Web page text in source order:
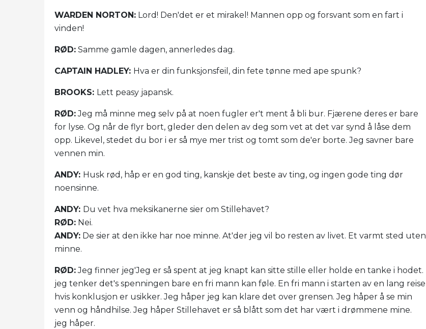
WARDEN NORTON: Lord! Den'det er et mirakel! Mannen opp og forsvant som en fart i
vinden!
RØD: Samme gamle dagen, annerledes dag.
CAPTAIN HADLEY: Hva er din funksjonsfeil, din fete tønne med ape spunk?
BROOKS: Lett peasy japansk.
RØD:Jeg må minne meg selv på at noen fugler er't ment å bli bur. Fjærene deres er bare
for lyse. Og når de flyr bort, gleder den delen av deg som vet at det var synd å låse dem
opp. Likevel, stedet du bor i er så mye mer trist og tomt som de'er borte. Jeg savner bare
vennen min.
ANDY: Husk rød, håp er en god ting, kanskje det beste av ting, og ingen gode ting dør
noensinne.
ANDY: Du vet hva meksikanerne sier om Stillehavet?
RØD: Nei.
ANDY: De sier at den ikke har noe minne. At'der jeg vil bo resten av livet. Et varmt sted uten
minne.
RØD:Jeg finner jeg'Jeg er så spent at jeg knapt kan sitte stille eller holde en tanke i hodet.
jeg tenker det's spenningen bare en fri mann kan føle. En fri mann i starten av en lang reise
hvis konklusjon er usikker. Jeg håper jeg kan klare det over grensen. Jeg håper å se min
venn og håndhilse. Jeg håper Stillehavet er så blått som det har vært i drømmene mine.
jeg håper.